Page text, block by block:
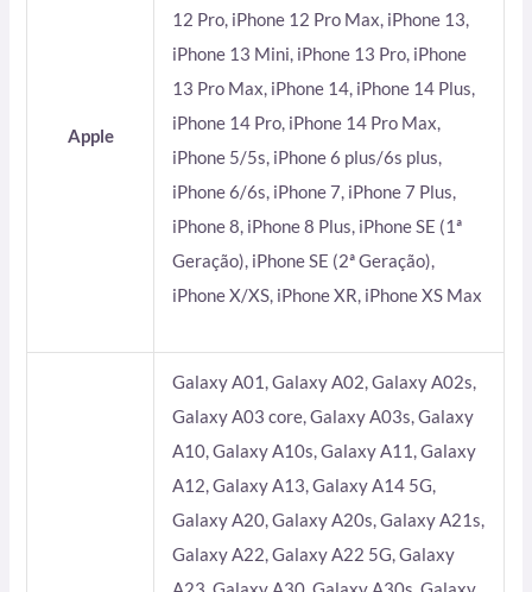
Apple
12 Pro, iPhone 12 Pro Max, iPhone 13,
iPhone 13 Mini, iPhone 13 Pro, iPhone
13 Pro Max, iPhone 14, iPhone 14 Plus,
iPhone 14 Pro, iPhone 14 Pro Max,
iPhone 5/5s, iPhone 6 plus/6s plus,
iPhone 6/6s, iPhone 7, iPhone 7 Plus,
iPhone 8, iPhone 8 Plus, iPhone SE (1ª
Geração), iPhone SE (2ª Geração),
iPhone X/XS, iPhone XR, iPhone XS Max
Galaxy A01, Galaxy A02, Galaxy A02s,
Galaxy A03 core, Galaxy A03s, Galaxy
A10, Galaxy A10s, Galaxy A11, Galaxy
A12, Galaxy A13, Galaxy A14 5G,
Galaxy A20, Galaxy A20s, Galaxy A21s,
Galaxy A22, Galaxy A22 5G, Galaxy